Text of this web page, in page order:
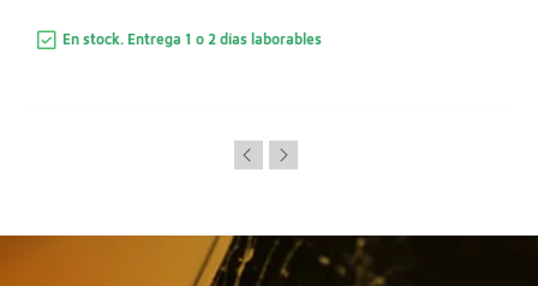
En stock. Entrega 1 o 2 días laborables